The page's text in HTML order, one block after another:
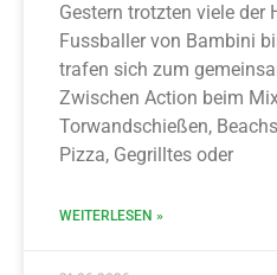
Gestern trotzten viele der
Fussballer von Bambini
trafen sich zum
Zwischen Action beim
Torwandschießen,
Pizza, Gegrilltes oder
WEITERLESEN »